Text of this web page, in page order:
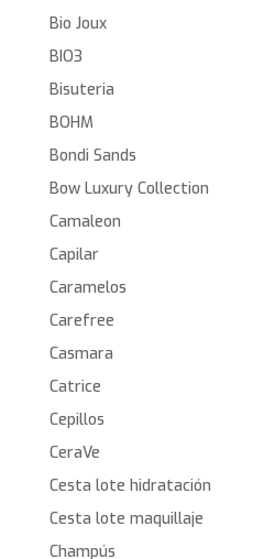
Bio Joux
BIO3
Bisuteria
BOHM
Bondi Sands
Bow Luxury Collection
Camaleon
Capilar
Caramelos
Carefree
Casmara
Catrice
Cepillos
CeraVe
Cesta lote hidratación
Cesta lote maquillaje
Champús